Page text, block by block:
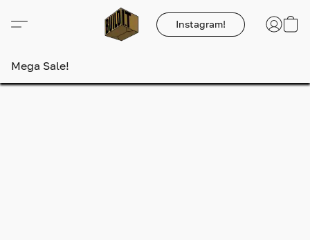
Instagram!
Mega Sale!